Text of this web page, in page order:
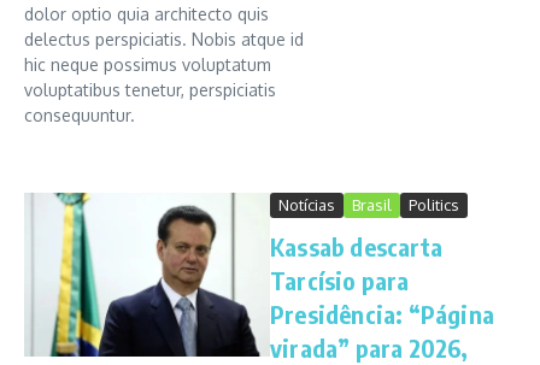
dolor optio quia architecto quis
delectus perspiciatis. Nobis atque id
hic neque possimus voluptatum
voluptatibus tenetur, perspiciatis
consequuntur.
Notícias Brasil Politics
Kassab descarta
Tarcísio para
Presidência: “Página
virada” para 2026,